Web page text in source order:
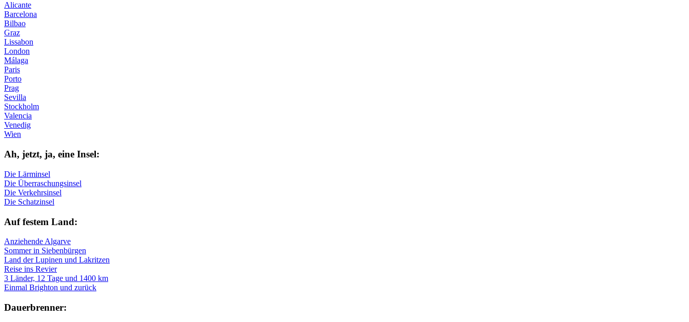
Alicante
Barcelona
Bilbao
Graz
Lissabon
London
Málaga
Paris
Porto
Prag
Sevilla
Stockholm
Valencia
Venedig
Wien
Ah, jetzt, ja, ei­ne In­sel:
Die Lärminsel
Die Überraschungsinsel
Die Verkehrsinsel
Die Schatzinsel
Auf fe­stem Land:
Anziehende Algarve
Sommer in Siebenbürgen
Land der Lupinen und Lakritzen
Reise ins Revier
3 Länder, 12 Tage und 1400 km
Einmal Brighton und zurück
Dau­er­bren­ner: